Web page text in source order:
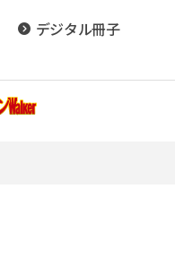
デジタル冊子